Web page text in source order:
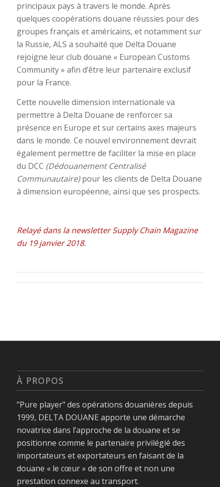
principaux pays à travers le monde. Après
quelques coopérations douane réussies pour des
groupes français et américains, et notamment sur
la Russie, ALS a souhaité que Delta Douane
rejoigne leur club douane « European Customs
Community » afin d’être leur partenaire exclusif
pour la France.
Cette nouvelle dimension internationale va
permettre à Delta Douane de renforcer sa
présence en Europe et sur certains axes majeurs
dans le monde. Ce nouvel environnement devrait
également permettre de faciliter la mise en place
du DCC (Dédouanement Centralisé
Communautaire)pour les clients de Delta Douane
à dimension européenne, ainsi que ses prospects.
Relayé dans la newsletter Supply Chain Magazine
du 19 janvier 2018.
À PROPOS
"Pure player" des opérations douanières depuis
1999, DELTA DOUANE apporte une démarche
novatrice dans l’approche de la douane et se
positionne comme le partenaire privilégié des
importateurs et exportateurs en faisant de la
douane « le cœur » de son offre et non une
prestation connexe au transport.